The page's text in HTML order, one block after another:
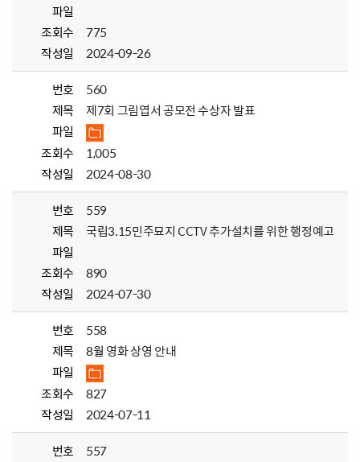
파일
조회수
775
작성일
2024-09-26
번호
560
제목
제7회 그림엽서 공모전 수상자 발표
파일
조회수
1,005
작성일
2024-08-30
번호
559
제목
국립3.15민주묘지 CCTV 추가설치를 위한 행정예고
파일
조회수
890
작성일
2024-07-30
번호
558
제목
8월 영화 상영 안내
파일
조회수
827
작성일
2024-07-11
번호
557